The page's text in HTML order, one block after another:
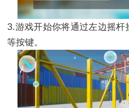
3.游戏开始你将通过左边摇
等按键。